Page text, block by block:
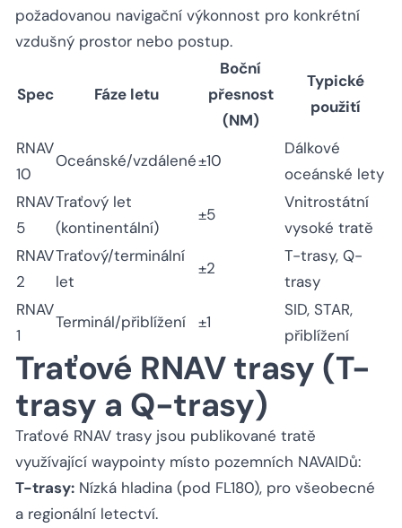
požadovanou navigační výkonnost pro konkrétní
vzdušný prostor nebo postup.
Spec Fáze letu
Boční
přesnost
(NM)
Typické
použití
RNAV
10
Oceánské/vzdálené±10
Dálkové
oceánské lety
RNAV
5
Traťový let
(kontinentální)
±5
Vnitrostátní
vysoké tratě
RNAV
2
Traťový/terminální
let
±2
T-trasy, Q-
trasy
RNAV
1
Terminál/přiblížení ±1
SID, STAR,
přiblížení
Traťové RNAV trasy (T-
trasy a Q-trasy)
Traťové RNAV trasy jsou publikované tratě
využívající waypointy místo pozemních NAVAIDů:
T-trasy: Nízká hladina (pod FL180), pro všeobecné
a regionální letectví.